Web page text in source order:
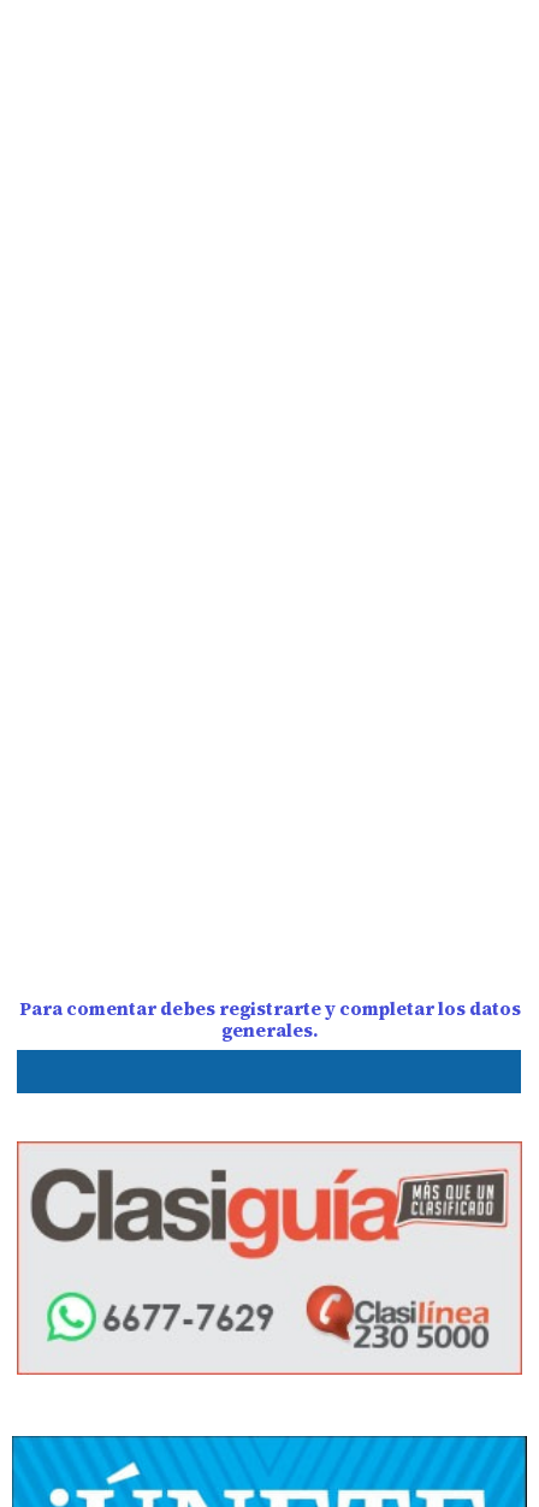
Para comentar debes registrarte y completar los datos
generales.